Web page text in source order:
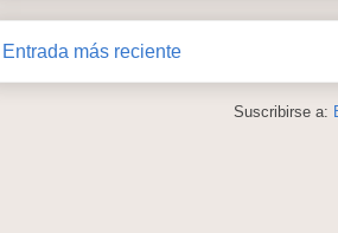
Entrada más reciente
Suscribirse a: